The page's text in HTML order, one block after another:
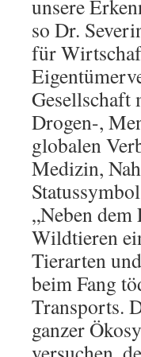
unsere
so Dr.
für
Gesellschaft
Drogen-,
globalen
Medizin,
„Neben
Wildtieren
Tierarten
beim Fang
Transports.
ganzer